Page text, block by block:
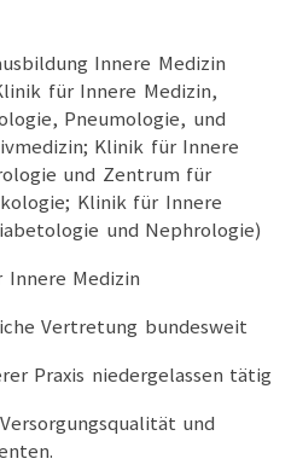
In Google Maps betrachten
Innere Medizin
für Innere Medizin,
Pneumologie, und
Klinik für Innere
und Zentrum für
Klinik für Innere
und Nephrologie)
Innere Medizin
Vertretung bundesweit
Praxis niedergelassen tätig
und